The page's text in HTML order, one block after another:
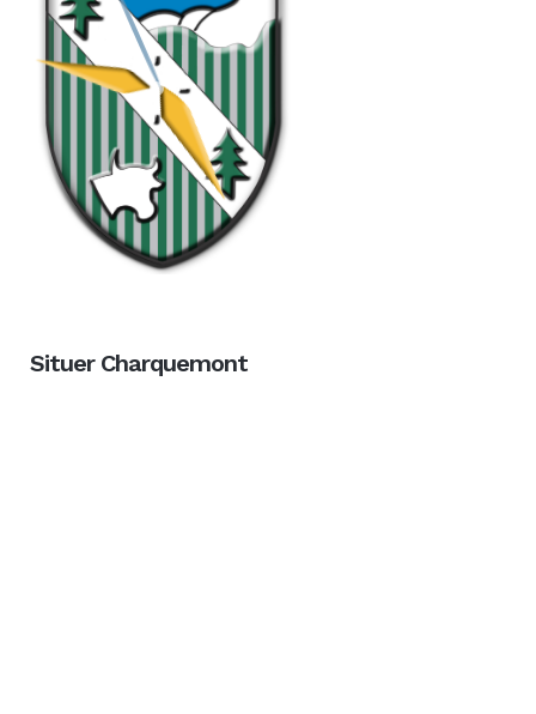
Situer Charquemont